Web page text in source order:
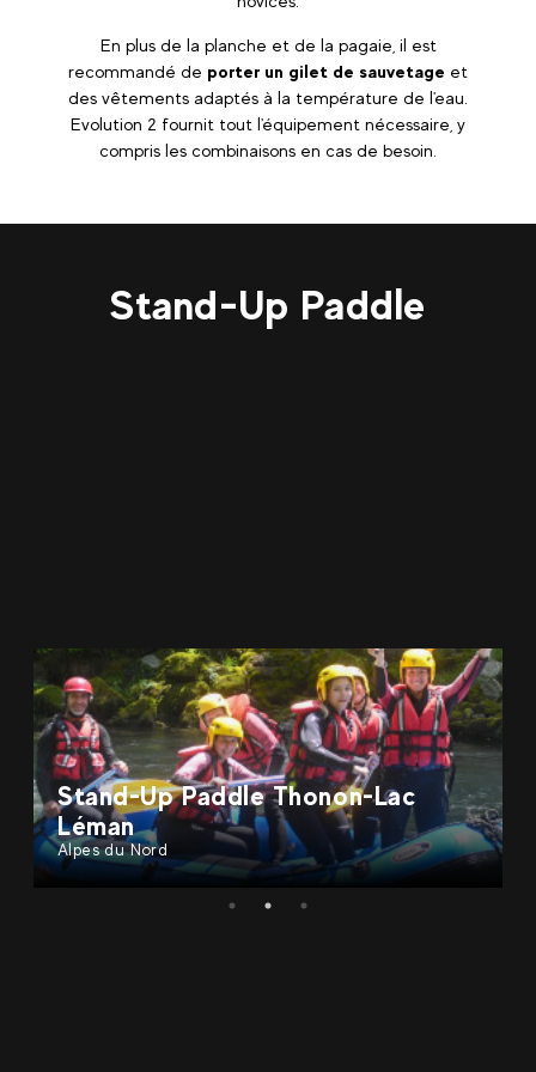
En plus de la planche et de la pagaie, il est
recommandé de porter un gilet de sauvetage et
des vêtements adaptés à la température de l'eau.
Evolution 2 fournit tout l'équipement nécessaire, y
compris les combinaisons en cas de besoin.
Stand-Up Paddle
Stand-Up Paddle Lacanau
Sud-Ouest